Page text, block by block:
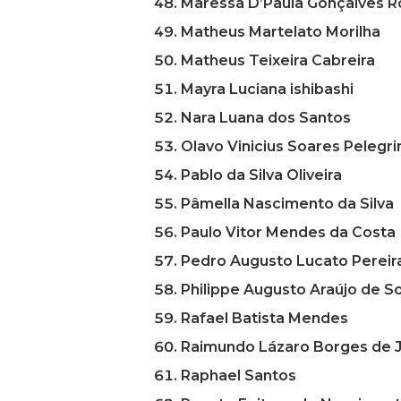
Matheus Martelato Morilha
Matheus Teixeira Cabreira
Mayra Luciana ishibashi
Nara Luana dos Santos
Olavo Vinicius Soares
Pablo da Silva Oliveira
Pâmella Nascimento da Silva
Paulo Vitor Mendes da Costa
Pedro Augusto Lucato
Philippe Augusto Araújo de
Rafael Batista Mendes
Raimundo Lázaro Borges de
Raphael Santos